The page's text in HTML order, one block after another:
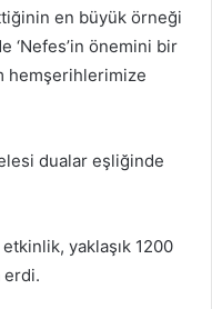
en büyük örneği
‘Nefes’in önemini bir
hemşerihlerimize
dualar eşliğinde
etkinlik, yaklaşık 1200
erdi.